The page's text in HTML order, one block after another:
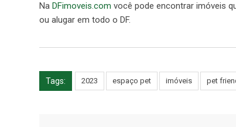
Na DFimoveis.com você pode encontrar imóveis
ou alugar em todo o DF.
Tags: 2023 espaço pet imóveis pet